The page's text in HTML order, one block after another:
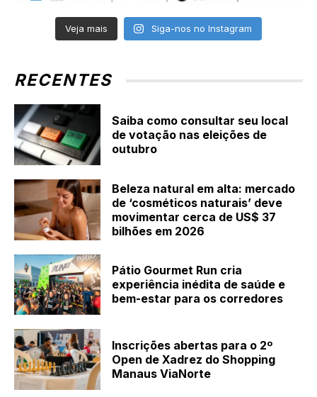
Veja mais Siga-nos no Instagram
RECENTES
Saiba como consultar seu local
de votação nas eleições de
outubro
Beleza natural em alta: mercado
de ‘cosméticos naturais’ deve
movimentar cerca de US$ 37
bilhões em 2026
Pátio Gourmet Run cria
experiência inédita de saúde e
bem-estar para os corredores
Inscrições abertas para o 2º
Open de Xadrez do Shopping
Manaus ViaNorte